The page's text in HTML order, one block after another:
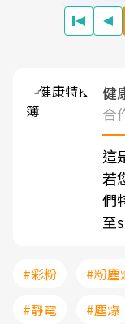
健
合
這
若
們
至
#彩粉 #粉塵
#靜電
#塵爆